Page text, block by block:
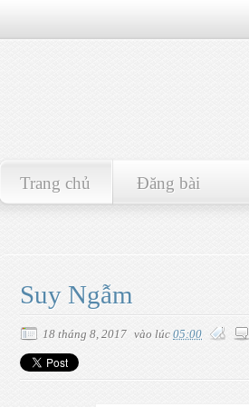
Trang chủ Đăng bài
Suy Ngẫm
18 tháng 8, 2017 vào lúc 05:00